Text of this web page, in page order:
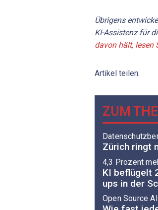
Übrigens
KI-Assistenz für
davon hält, lesen
Artikel teilen:
ZUM
Zürich ringt
4,3 Prozent
KI beflügelt
ups in der
Open Source